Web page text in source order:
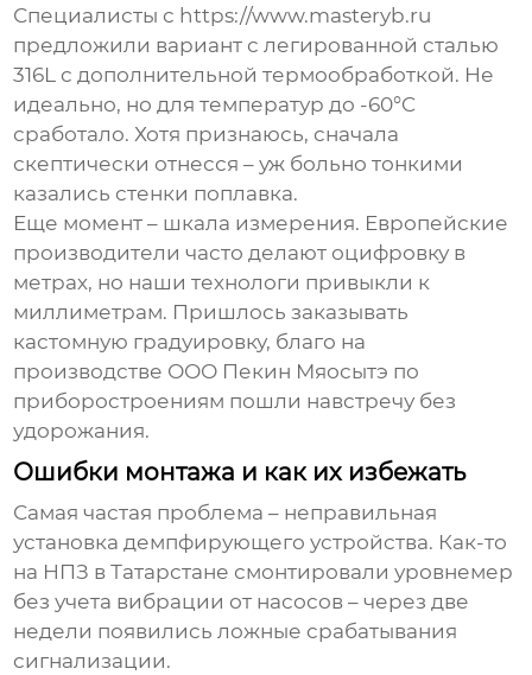
Специалисты с https://www.masteryb.ru
предложили вариант с легированной сталью
316L с дополнительной термообработкой. Не
идеально, но для температур до -60°C
сработало. Хотя признаюсь, сначала
скептически отнесся – уж больно тонкими
казались стенки поплавка.
Еще момент – шкала измерения. Европейские
производители часто делают оцифровку в
метрах, но наши технологи привыкли к
миллиметрам. Пришлось заказывать
кастомную градуировку, благо на
производстве ООО Пекин Мяосытэ по
приборостроениям пошли навстречу без
удорожания.
Ошибки монтажа и как их избежать
Самая частая проблема – неправильная
установка демпфирующего устройства. Как-то
на НПЗ в Татарстане смонтировали уровнемер
без учета вибрации от насосов – через две
недели появились ложные срабатывания
сигнализации.